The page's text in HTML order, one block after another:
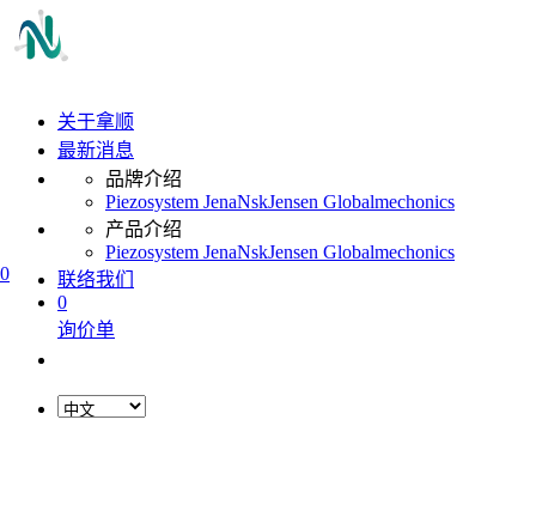
0
关于拿顺
最新消息
品牌介绍
Piezosystem JenaNskJensen Globalmechonics
产品介绍
Piezosystem JenaNskJensen Globalmechonics
联络我们
0
询价单